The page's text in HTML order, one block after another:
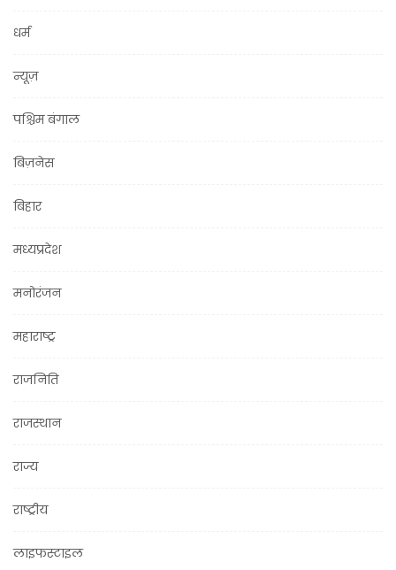
धर्म
न्यूज़
पश्चिम बंगाल
बिज़नेस
बिहार
मध्यप्रदेश
मनोरंजन
महाराष्ट्र
राजनिति
राजस्थान
राज्य
राष्ट्रीय
लाइफस्टाइल